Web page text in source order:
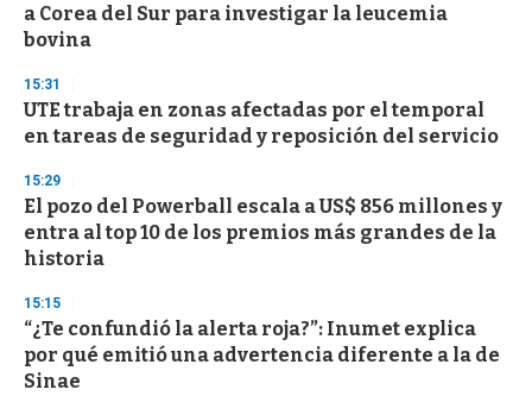
a Corea del Sur para investigar la leucemia
bovina
15:31
UTE trabaja en zonas afectadas por el temporal
en tareas de seguridad y reposición del servicio
15:29
El pozo del Powerball escala a US$ 856 millones y
entra al top 10 de los premios más grandes de la
historia
15:15
“¿Te confundió la alerta roja?”: Inumet explica
por qué emitió una advertencia diferente a la de
Sinae